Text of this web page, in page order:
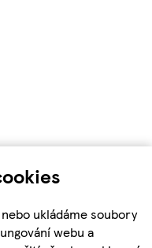
ukládáme soubory
webu a